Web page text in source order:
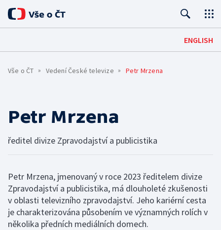
ENGLISH
Základní informace
Historie
TS Brno
TS Ostrava
Rada ČT
ČT ONLINE
Mobilní aplikace
iVysílání
Podcasty
PRO DIVÁKY
Archiv ČT
Galerie a prodejna
Edice ČT
Kariéra
Konkurzy
Podávání námětů
HOSPODAŘENÍ A LEGISLATIVA
Hospodaření a finanční situace
Interaktivní rozpočet
Vše o ČT Vedení České televize Petr Mrzena
Petr Mrzena
ředitel divize Zpravodajství a publicistika
Petr Mrzena, jmenovaný v roce 2023 ředitelem divize
Zpravodajství a publicistika, má dlouholeté zkušenosti
v oblasti televizního zpravodajství. Jeho kariérní cesta
je charakterizována působením ve významných rolích v
několika předních mediálních domech.